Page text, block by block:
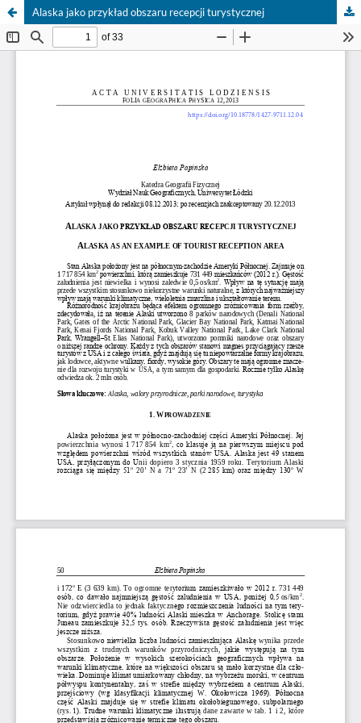
Alaska jako przykład obszaru recepcji turystycznej